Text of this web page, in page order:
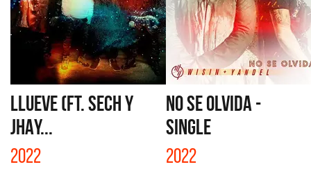
LLUEVE (FT. SECH Y
JHAY...
2022
NO SE OLVIDA -
SINGLE
2022